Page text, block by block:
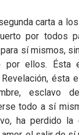
carta a
por todos
sí mismos,
por ellos. Ésta
ésta
esclavo
todo a sí
ha perdido la